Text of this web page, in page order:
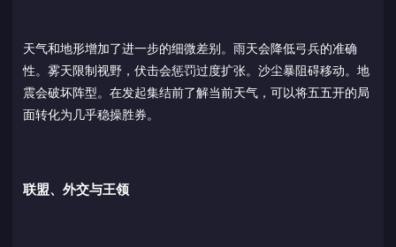
天气和地形增加了进一步的细微差别。雨天会降低弓兵的准确
性。雾天限制视野，伏击会惩罚过度扩张。沙尘暴阻碍移动。地
震会破坏阵型。在发起集结前了解当前天气，可以将五五开的局
面转化为几乎稳操胜券。
联盟、外交与王领